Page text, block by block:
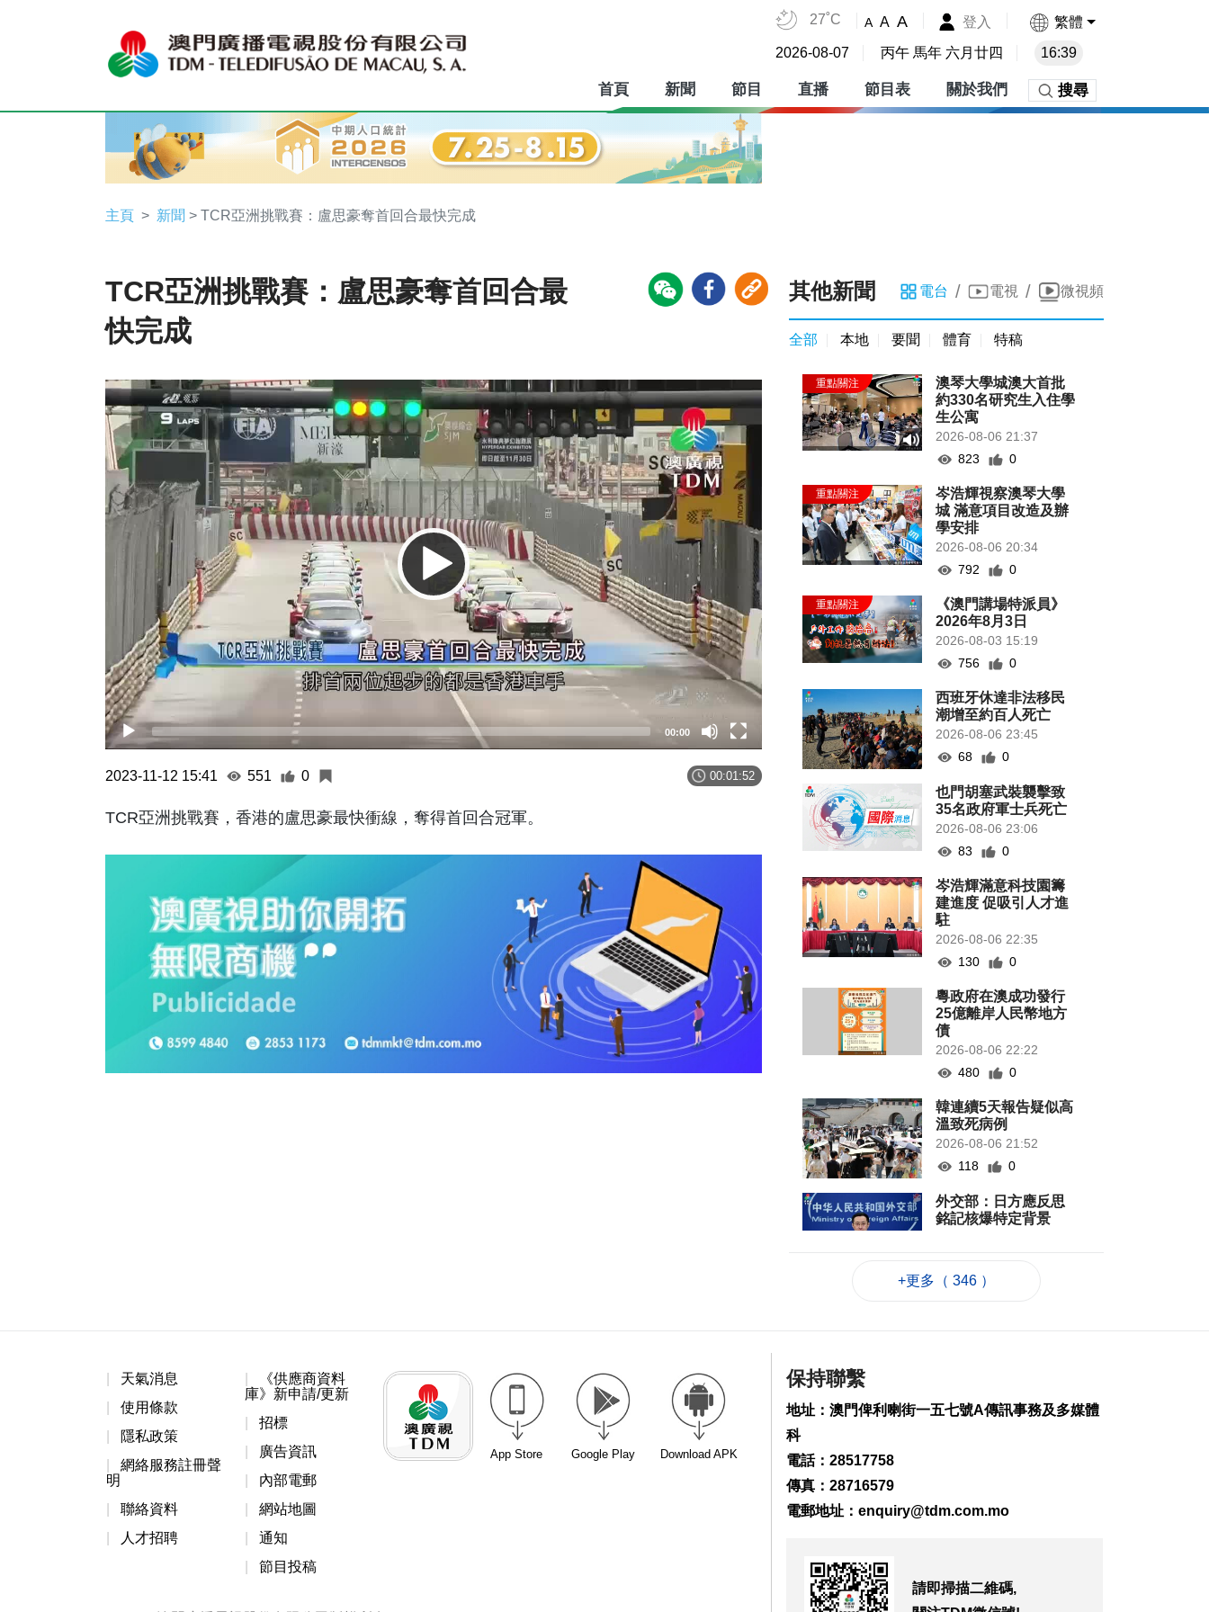
27˚C A A A 登入 繁體
2026-08-07 丙午 馬年 六月廿四 16:39
首頁 新聞 節目 直播 節目表 關於我們 搜尋
主頁 新聞 > TCR亞洲挑戰賽：盧思豪奪首回合最快完成
TCR亞洲挑戰賽：盧思豪奪首回合最
快完成
Video
Player
00:00
2023-11-12 15:41 551 0 00:01:52
TCR亞洲挑戰賽，香港的盧思豪最快衝線，奪得首回合冠軍。
其他新聞 電台 / 電視 / 微視頻
全部 本地 要聞 體育 特稿
澳琴大學城澳大首批
約330名研究生入住學
生公寓
2026-08-06 21:37
823
0
岑浩輝視察澳琴大學
城 滿意項目改造及辦
學安排
2026-08-06 20:34
792
0
《澳門講場特派員》
2026年8月3日
2026-08-03 15:19
756
0
西班牙休達非法移民
潮增至約百人死亡
2026-08-06 23:45
68
0
也門胡塞武裝襲擊致
35名政府軍士兵死亡
2026-08-06 23:06
83
0
岑浩輝滿意科技園籌
建進度 促吸引人才進
駐
2026-08-06 22:35
130
0
粵政府在澳成功發行
25億離岸人民幣地方
債
2026-08-06 22:22
480
0
韓連續5天報告疑似高
溫致死病例
2026-08-06 21:52
118
0
外交部：日方應反思
銘記核爆特定背景
為橫琴單牌車北上作
短程彈道導彈
陳禮祺促規範停車場
+更多（ 346 ）
天氣消息
使用條款
隱私政策
網絡服務註冊聲
明
聯絡資料
人才招聘
《供應商資料
庫》新申請/更新
招標
廣告資訊
內部電郵
網站地圖
通知
節目投稿
App Store Google Play Download APK
保持聯繫
地址：澳門俾利喇街一五七號A傳訊事務及多媒體
科
電話：28517758
傳真：28716579
電郵地址： enquiry@tdm.com.mo
請即掃描二維碼,